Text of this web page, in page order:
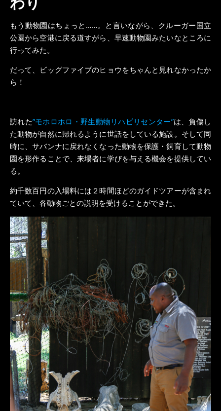
もう動物園はちょっと……。と言いながら、クルーガー国立
公園から空港に戻る道すがら、早速動物園みたいなところに
行ってみた。
だって、ビッグファイブのヒョウをちゃんと見れなかったか
ら！
訪れた”モホロホロ・野生動物リハビリセンター”は、負傷し
た動物が自然に帰れるように世話をしている施設。そして同
時に、サバンナに戻れなくなった動物を保護・飼育して動物
園を形作ることで、来場者に学びを与える機会を提供してい
る。
約千数百円の入場料には２時間ほどのガイドツアーが含まれ
ていて、各動物ごとの説明を受けることができた。